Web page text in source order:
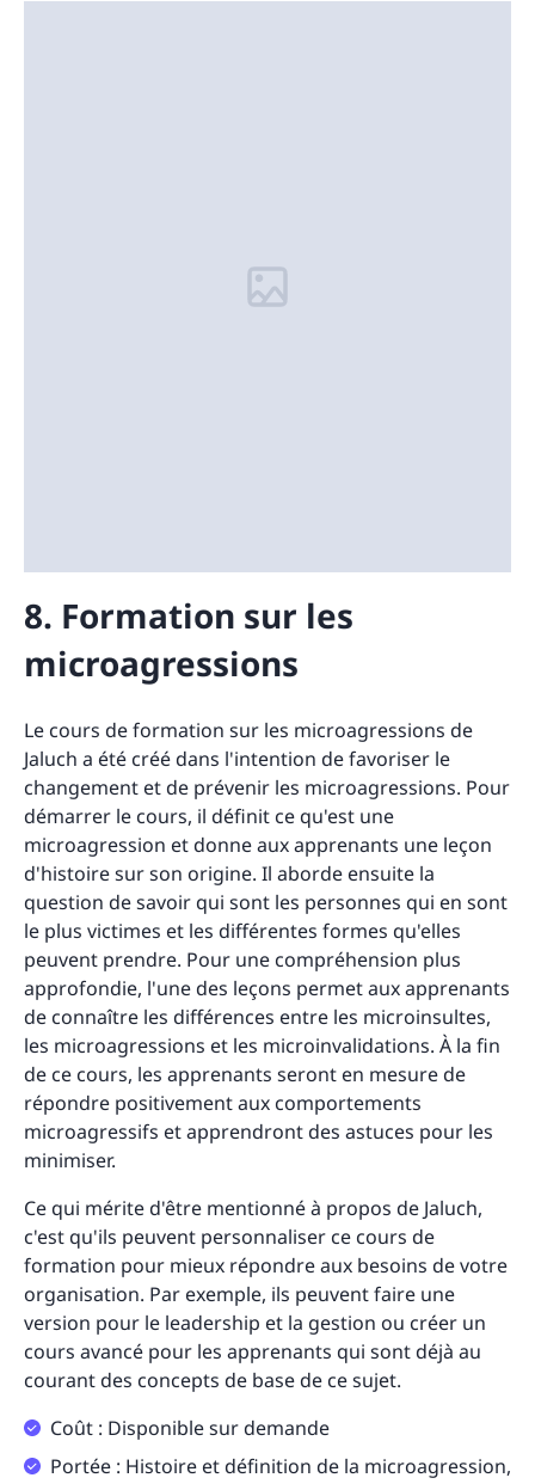
8. Formation sur les
microagressions
Le cours de formation sur les microagressions de
Jaluch a été créé dans l'intention de favoriser le
changement et de prévenir les microagressions. Pour
démarrer le cours, il définit ce qu'est une
microagression et donne aux apprenants une leçon
d'histoire sur son origine. Il aborde ensuite la
question de savoir qui sont les personnes qui en sont
le plus victimes et les différentes formes qu'elles
peuvent prendre. Pour une compréhension plus
approfondie, l'une des leçons permet aux apprenants
de connaître les différences entre les microinsultes,
les microagressions et les microinvalidations. À la fin
de ce cours, les apprenants seront en mesure de
répondre positivement aux comportements
microagressifs et apprendront des astuces pour les
minimiser.
Ce qui mérite d'être mentionné à propos de Jaluch,
c'est qu'ils peuvent personnaliser ce cours de
formation pour mieux répondre aux besoins de votre
organisation. Par exemple, ils peuvent faire une
version pour le leadership et la gestion ou créer un
cours avancé pour les apprenants qui sont déjà au
courant des concepts de base de ce sujet.
Coût : Disponible sur demande
Portée : Histoire et définition de la microagression,